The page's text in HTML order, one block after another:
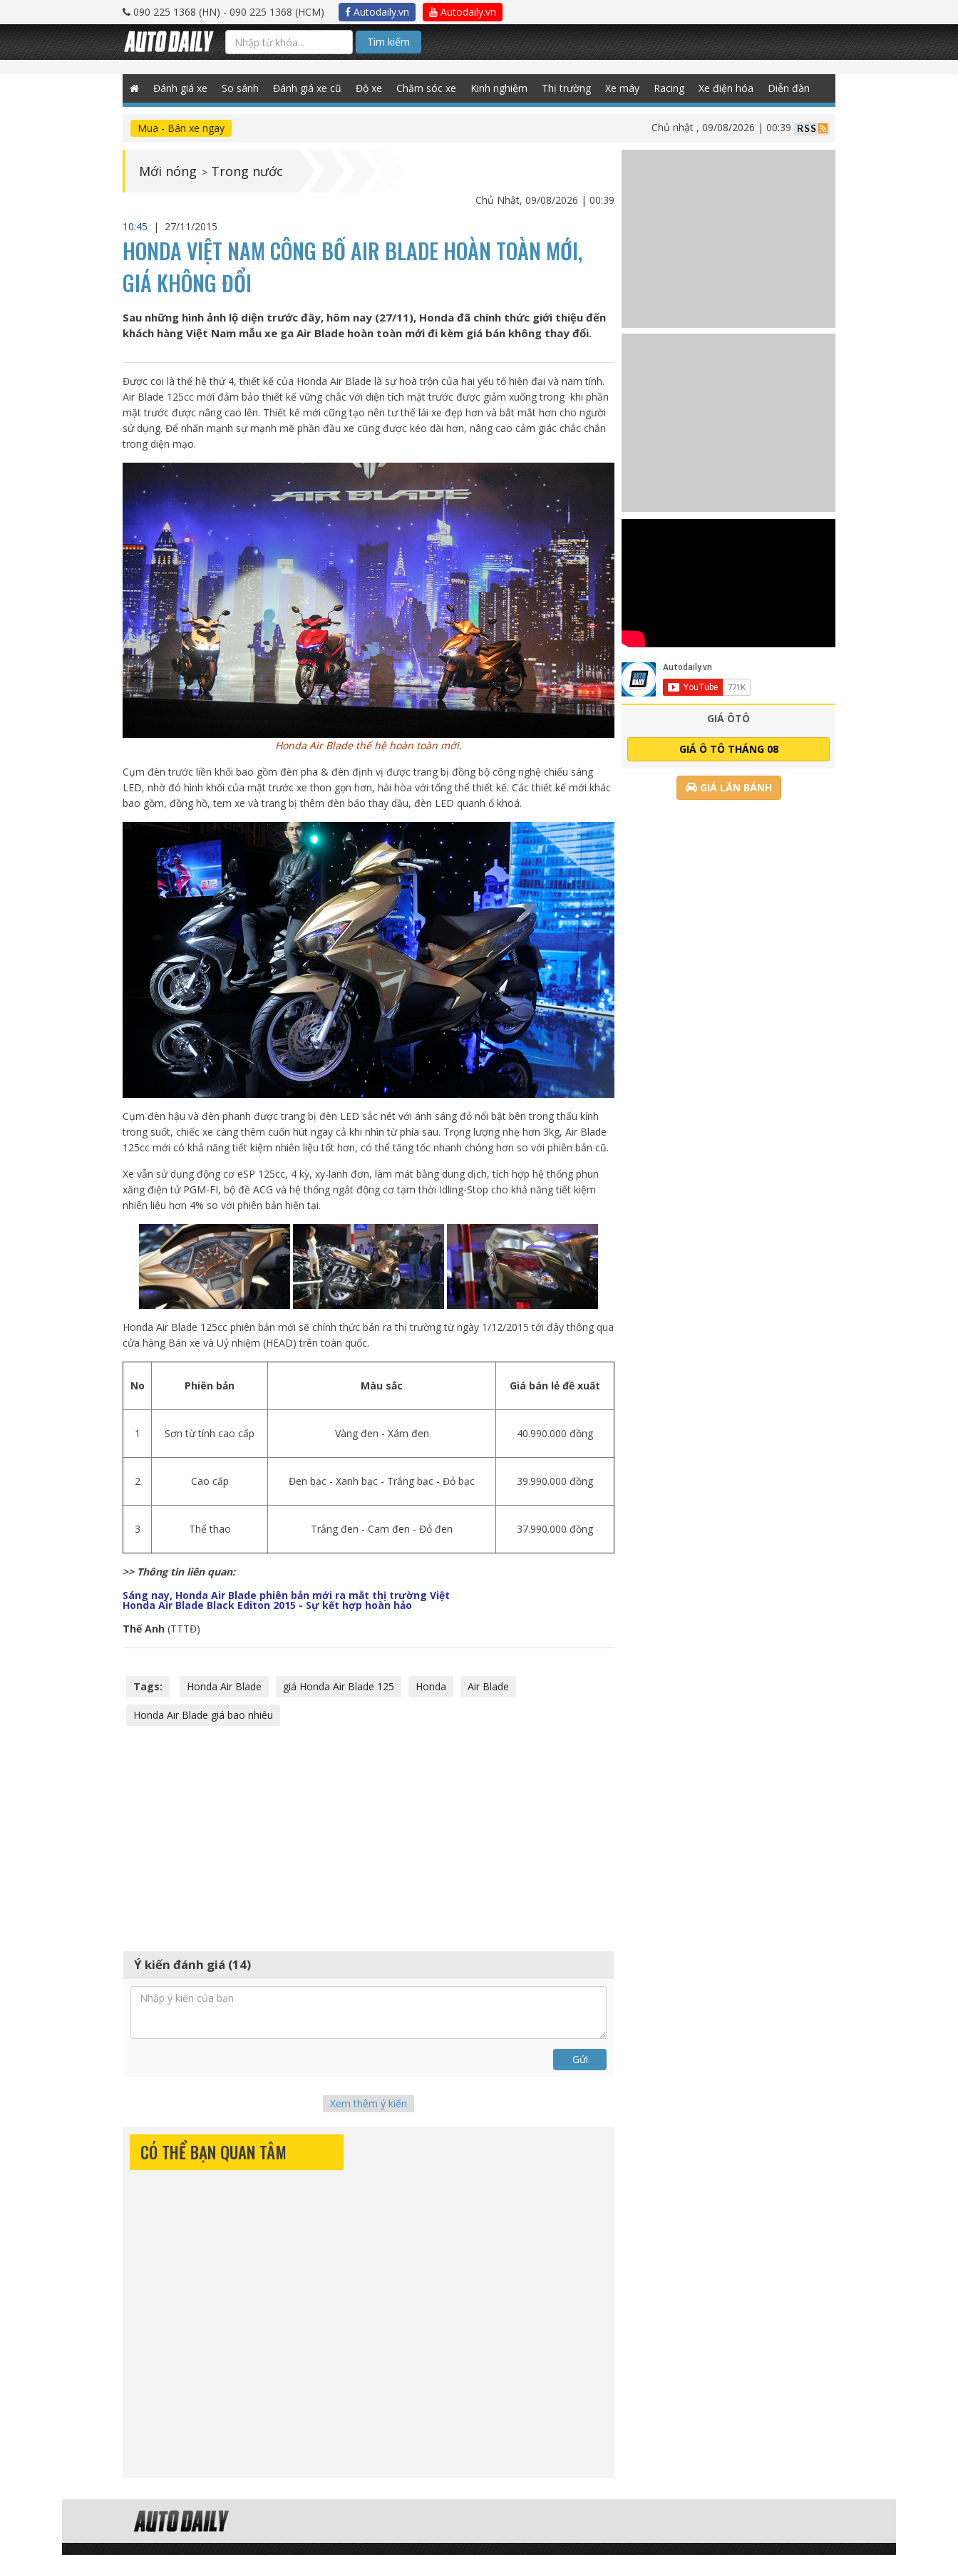
090 225 1368 (HN) - 090 225 1368 (HCM) Autodaily.vn Autodaily.vn
Tìm kiếm
Đánh giá xe So sánh Đánh giá xe cũ Độ xe Chăm sóc xe Kinh nghiệm Thị trường Xe máy Racing Xe điện hóa Diễn đàn
Mua - Bán xe ngay Chủ nhật , 09/08/2026 | 00:39
Mới nóng > Trong nước
Chủ Nhật, 09/08/2026 | 00:39
10:45
| 27/11/2015
HONDA VIỆT NAM CÔNG BỐ AIR BLADE HOÀN TOÀN MỚI,
GIÁ KHÔNG ĐỔI
Sau những hình ảnh lộ diện trước đây, hôm nay (27/11), Honda đã chính thức giới thiệu đến
khách hàng Việt Nam mẫu xe ga Air Blade hoàn toàn mới đi kèm giá bán không thay đổi.
Được coi là thế hệ thứ 4, thiết kế của Honda Air Blade là sự hoà trộn của hai yếu tố hiện đại và nam tính.
Air Blade 125cc mới đảm bảo thiết kế vững chắc với diện tích mặt trước được giảm xuống trong khi phần
mặt trước được nâng cao lên. Thiết kế mới cũng tạo nên tư thế lái xe đẹp hơn và bắt mắt hơn cho người
sử dụng. Để nhấn mạnh sự mạnh mẽ phần đầu xe cũng được kéo dài hơn, nâng cao cảm giác chắc chắn
trong diện mạo.
Honda Air Blade thế hệ hoàn toàn mới.
Cụm đèn trước liền khối bao gồm đèn pha & đèn định vị được trang bị đồng bộ công nghệ chiếu sáng
LED, nhờ đó hình khối của mặt trước xe thon gọn hơn, hài hòa với tổng thể thiết kế. Các thiết kế mới khác
bao gồm, đồng hồ, tem xe và trang bị thêm đèn báo thay dầu, đèn LED quanh ổ khoá.
Cụm đèn hậu và đèn phanh được trang bị đèn LED sắc nét với ánh sáng đỏ nổi bật bên trong thấu kính
trong suốt, chiếc xe càng thêm cuốn hút ngay cả khi nhìn từ phía sau. Trọng lượng nhẹ hơn 3kg, Air Blade
125cc mới có khả năng tiết kiệm nhiên liệu tốt hơn, có thể tăng tốc nhanh chóng hơn so với phiên bản cũ.
Xe vẫn sử dụng động cơ eSP 125cc, 4 kỳ, xy-lanh đơn, làm mát bằng dung dịch, tích hợp hệ thống phun
xăng điện tử PGM-FI, bộ đề ACG và hệ thống ngắt động cơ tạm thời Idling-Stop cho khả năng tiết kiệm
nhiên liệu hơn 4% so với phiên bản hiện tại.
Honda Air Blade 125cc phiên bản mới sẽ chính thức bán ra thị trường từ ngày 1/12/2015 tới đây thông qua
cửa hàng Bán xe và Uỷ nhiệm (HEAD) trên toàn quốc.
No Phiên bản Màu sắc Giá bán lẻ đề xuất
1 Sơn từ tính cao cấp Vàng đen - Xám đen 40.990.000 đồng
2 Cao cấp Đen bạc - Xanh bạc - Trắng bạc - Đỏ bạc 39.990.000 đồng
3 Thể thao Trắng đen - Cam đen - Đỏ đen 37.990.000 đồng
>> Thông tin liên quan:
Sáng nay, Honda Air Blade phiên bản mới ra mắt thị trường Việt
Honda Air Blade Black Editon 2015 - Sự kết hợp hoàn hảo
Thế Anh (TTTĐ)
Tags: Honda Air Blade giá Honda Air Blade 125 Honda Air Blade
Honda Air Blade giá bao nhiêu
Ý kiến đánh giá (14)
Gửi
Xem thêm ý kiến
CÓ THỂ BẠN QUAN TÂM
GIÁ ÔTÔ
GIÁ Ô TÔ THÁNG 08
GIÁ LĂN BÁNH